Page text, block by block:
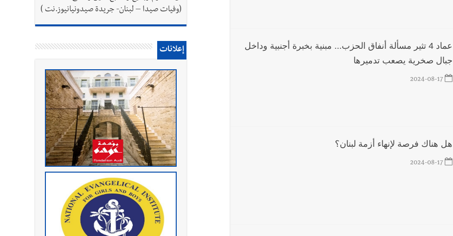
عماد 4 تثير مسألة أنفاق الحزب... مبنية بخبرة أجنبية وداخل
جبال صخرية يصعب تدميرها
2024-08-17
هل هناك فرصة لإنهاء أزمة لبنان؟
2024-08-17
(وفيات صيدا – لبنان- جريدة صيدونيانيوز.نت )
إعلانات